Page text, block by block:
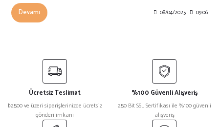
Devamı 08/04/2025 09:06
Ücretsiz Teslimat
₺2500 ve üzeri siparişlerinizde ücretsiz
gönderi imkanı
%100 Güvenli Alışveriş
250 Bit SSL Sertifikası ile %100 güvenli
alışveriş